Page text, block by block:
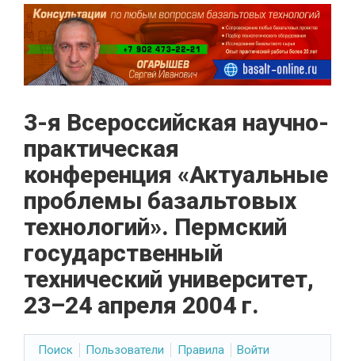
3-я Всероссийская научно-
практическая
конференция «Актуальные
проблемы базальтовых
технологий». Пермский
государственный
технический университет,
23–24 апреля 2004 г.
Поиск Пользователи Правила Войти